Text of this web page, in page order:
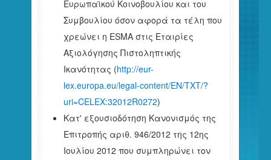
Ευρωπαϊκού Κοινοβουλίου και του
Συμβουλίου όσον αφορά τα τέλη που
χρεώνει η ESMA στις Εταιρίες
Αξιολόγησης Πιστοληπτικής
Ικανότητας (http://eur-
lex.europa.eu/legal-content/EN/TXT/?
uri=CELEX:32012R0272)
Κατ' εξουσιοδότηση Κανονισμός της
Επιτροπής αριθ. 946/2012 της 12ης
Ιουλίου 2012 που συμπληρώνει τον